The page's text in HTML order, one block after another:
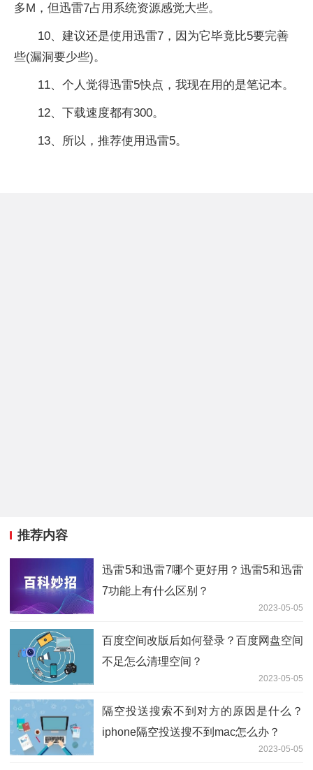
多M，但迅雷7占用系统资源感觉大些。
10、建议还是使用迅雷7，因为它毕竟比5要完善
些(漏洞要少些)。
11、个人觉得迅雷5快点，我现在用的是笔记本。
12、下载速度都有300。
13、所以，推荐使用迅雷5。
推荐内容
迅雷5和迅雷7哪个更好用？迅雷5和迅雷
7功能上有什么区别？
2023-05-05
百度空间改版后如何登录？百度网盘空间
不足怎么清理空间？
2023-05-05
隔空投送搜索不到对方的原因是什么？
iphone隔空投送搜不到mac怎么办？
2023-05-05